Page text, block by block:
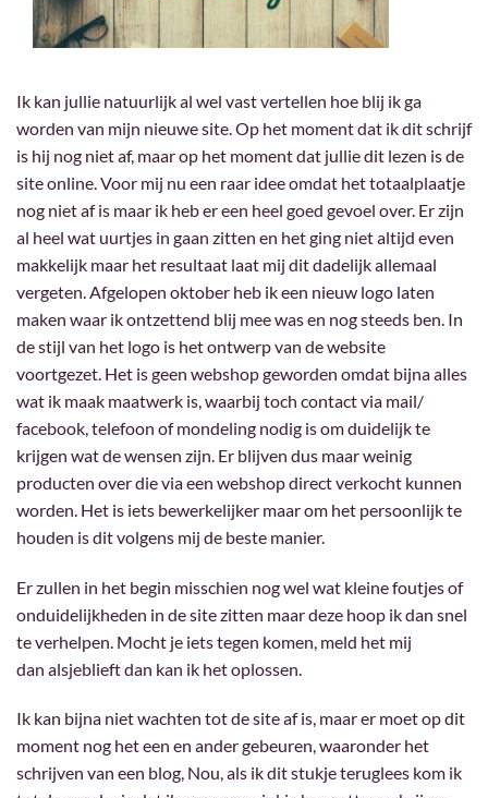
Ik kan jullie natuurlijk al wel vast vertellen hoe blij ik ga
worden van mijn nieuwe site. Op het moment dat ik dit schrijf
is hij nog niet af, maar op het moment dat jullie dit lezen is de
site online. Voor mij nu een raar idee omdat het totaalplaatje
nog niet af is maar ik heb er een heel goed gevoel over. Er zijn
al heel wat uurtjes in gaan zitten en het ging niet altijd even
makkelijk maar het resultaat laat mij dit dadelijk allemaal
vergeten. Afgelopen oktober heb ik een nieuw logo laten
maken waar ik ontzettend blij mee was en nog steeds ben. In
de stijl van het logo is het ontwerp van de website
voortgezet. Het is geen webshop geworden omdat bijna alles
wat ik maak maatwerk is, waarbij toch contact via mail/
facebook, telefoon of mondeling nodig is om duidelijk te
krijgen wat de wensen zijn. Er blijven dus maar weinig
producten over die via een webshop direct verkocht kunnen
worden. Het is iets bewerkelijker maar om het persoonlijk te
houden is dit volgens mij de beste manier.
Er zullen in het begin misschien nog wel wat kleine foutjes of
onduidelijkheden in de site zitten maar deze hoop ik dan snel
te verhelpen. Mocht je iets tegen komen, meld het mij
dan alsjeblieft dan kan ik het oplossen.
Ik kan bijna niet wachten tot de site af is, maar er moet op dit
moment nog het een en ander gebeuren, waaronder het
schrijven van een blog, Nou, als ik dit stukje teruglees kom ik